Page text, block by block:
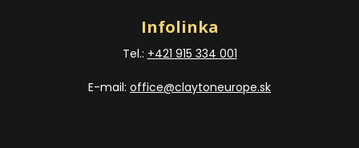
Infolinka
Tel.: +421 915 334 001
E-mail: office@claytoneurope.sk